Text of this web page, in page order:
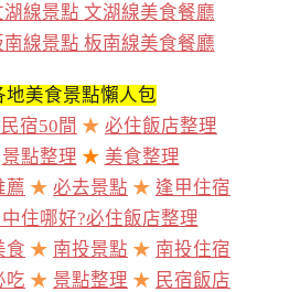
線景點 文湖線美食餐廳
線景點 板南線美食餐廳
地美食景點懶人包
宿50間 ★ 必住飯店整理
景點整理 ★ 美食整理
薦 ★ 必去景點 ★ 逢甲住宿
住哪好?必住飯店整理
食 ★ 南投景點 ★ 南投住宿
吃 ★ 景點整理 ★ 民宿飯店